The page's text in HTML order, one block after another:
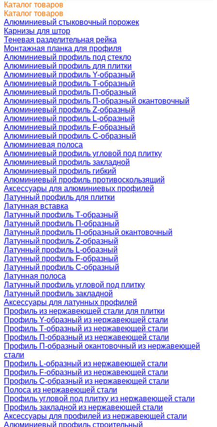
Каталог товаров
Каталог товаров
Алюминиевый стыковочный порожек
Карнизы для штор
Теневая разделительная рейка
Монтажная планка для профиля
Алюминиевый профиль под стекло
Алюминиевый профиль для плитки
Алюминиевый профиль Y-образный
Алюминиевый профиль Т-образный
Алюминиевый профиль П-образный
Алюминиевый профиль П-образный окантовочный
Алюминиевый профиль Z-образный
Алюминиевый профиль L-образный
Алюминиевый профиль F-образный
Алюминиевый профиль C-образный
Алюминиевая полоса
Алюминиевый профиль угловой под плитку
Алюминиевый профиль закладной
Алюминиевый профиль гибкий
Алюминиевый профиль противоскользящий
Аксессуары для алюминиевых профилей
Латунный профиль для плитки
Латунная вставка
Латунный профиль Т-образный
Латунный профиль П-образный
Латунный профиль П-образный окантовочный
Латунный профиль Z-образный
Латунный профиль L-образный
Латунный профиль F-образный
Латунный профиль C-образный
Латунная полоса
Латунный профиль угловой под плитку
Латунный профиль закладной
Аксессуары для латунных профилей
Профиль из нержавеющей стали для плитки
Профиль Y-образный из нержавеющей стали
Профиль Т-образный из нержавеющей стали
Профиль П-образный из нержавеющей стали
Профиль П-образный окантовочный из нержавеющей
стали
Профиль L-образный из нержавеющей стали
Профиль F-образный из нержавеющей стали
Профиль C-образный из нержавеющей стали
Полоса из нержавеющей стали
Профиль угловой под плитку из нержавеющей стали
Профиль закладной из нержавеющей стали
Аксессуары для профилей из нержавеющей стали
Алюминиевый профиль строительный